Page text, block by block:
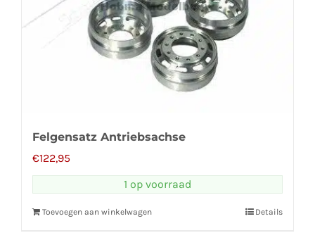
Felgensatz Antriebsachse
€122,95
1 op voorraad
Toevoegen aan winkelwagen Details